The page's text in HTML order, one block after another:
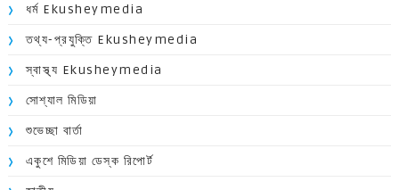
ধর্ম Ekusheymedia
তথ্য-প্রযুক্তি Ekusheymedia
স্বাস্থ্য Ekusheymedia
সোশ্যাল মিডিয়া
শুভেচ্ছা বার্তা
একুশে মিডিয়া ডেস্ক রিপোর্ট